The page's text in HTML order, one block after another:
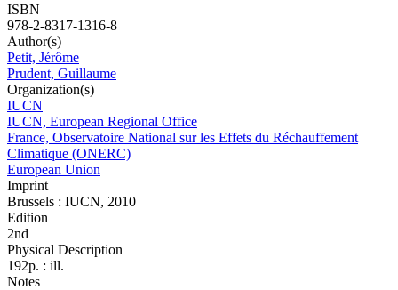
ISBN
978-2-8317-1316-8
Author(s)
Petit, Jérôme
Prudent, Guillaume
Organization(s)
IUCN
IUCN, European Regional Office
France, Observatoire National sur les Effets du Réchauffement
Climatique (ONERC)
European Union
Imprint
Brussels : IUCN, 2010
Edition
2nd
Physical Description
192p. : ill.
Notes